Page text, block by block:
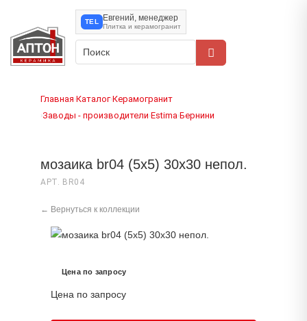
TEL Евгений, менеджер
Плитка и керамогранит
Главная›Каталог›Керамогранит
›Заводы - производители›Estima›Бернини
мозаика br04 (5х5) 30x30 непол.
АРТ. BR04
← Вернуться к коллекции
Цена по запросу
Цена по запросу